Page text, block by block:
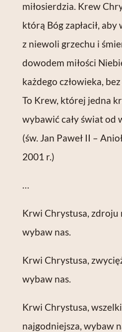
miłosierdzia. Krew
którą Bóg zapłacił,
z niewoli grzechu i
dowodem miłości
każdego człowieka,
To Krew, której jedna
wybawić cały świat od
(św. Jan Paweł II –
2001 r.)
…
Krwi Chry­stusa, zdro­ju
wybaw nas.
Krwi Chry­stusa,
wybaw nas.
Krwi Chry­stusa,
naj­god­niej­sza, wybaw